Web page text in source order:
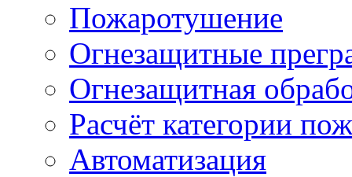
Пожаротушение
Огнезащитные
Огнезащитная
Расчёт категории
Автоматизация